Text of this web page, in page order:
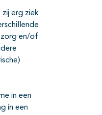
erg ziek
en/of
in een
in een